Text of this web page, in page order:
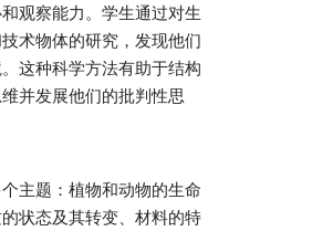
观察能力。学生通过对生
术物体的研究，发现他们
这种科学方法有助于结构
并发展他们的批判性思
主题：植物和动物的生命
状态及其转变、材料的特